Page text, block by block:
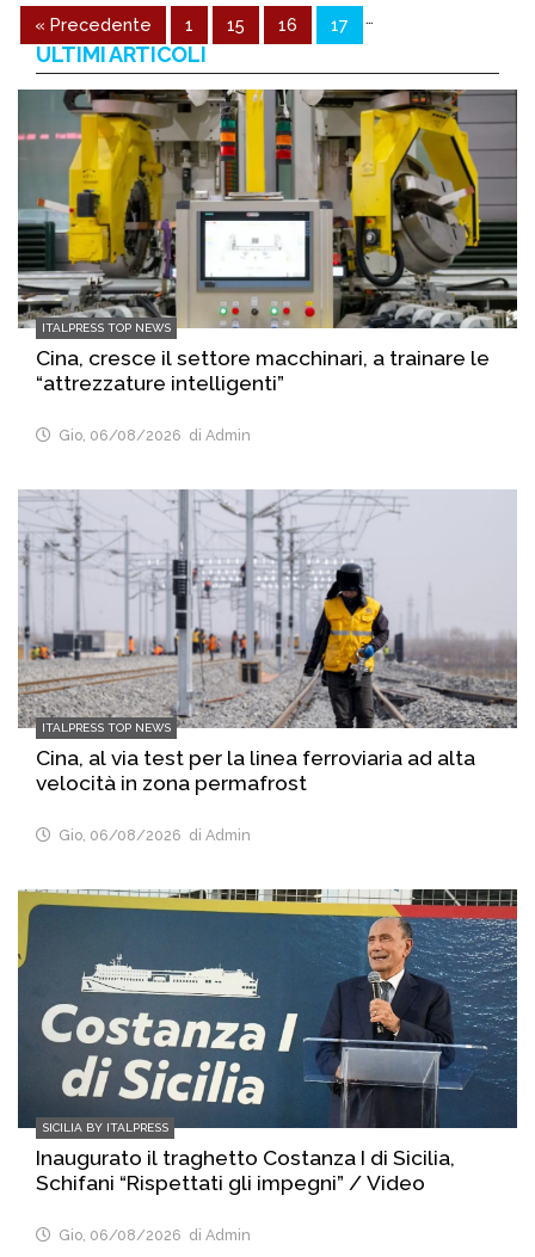
« Precedente 1 …
15 16 17
ULTIMI ARTICOLI
ITALPRESS TOP NEWS
Cina, cresce il settore macchinari, a trainare le
“attrezzature intelligenti”
Gio, 06/08/2026 di Admin
ITALPRESS TOP NEWS
Cina, al via test per la linea ferroviaria ad alta
velocità in zona permafrost
Gio, 06/08/2026 di Admin
SICILIA BY ITALPRESS
Inaugurato il traghetto Costanza I di Sicilia,
Schifani “Rispettati gli impegni” / Video
Gio, 06/08/2026 di Admin